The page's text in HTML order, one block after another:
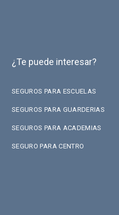
¿Te puede interesar?
SEGUROS PARA ESCUELAS
SEGUROS PARA GUARDERIAS
SEGUROS PARA ACADEMIAS
SEGURO PARA CENTRO